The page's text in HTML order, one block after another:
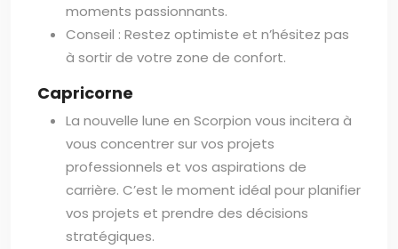
moments passionnants.
Conseil : Restez optimiste et n’hésitez pas
à sortir de votre zone de confort.
Capricorne
La nouvelle lune en Scorpion vous incitera à
vous concentrer sur vos projets
professionnels et vos aspirations de
carrière. C’est le moment idéal pour planifier
vos projets et prendre des décisions
stratégiques.